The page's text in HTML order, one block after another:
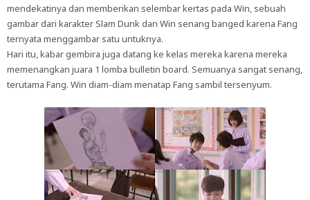
mendekatinya dan memberikan selembar kertas pada Win, sebuah
gambar dari karakter Slam Dunk dan Win senang banged karena Fang
ternyata menggambar satu untuknya.
Hari itu, kabar gembira juga datang ke kelas mereka karena mereka
memenangkan juara 1 lomba bulletin board. Semuanya sangat senang,
terutama Fang. Win diam-diam menatap Fang sambil tersenyum.